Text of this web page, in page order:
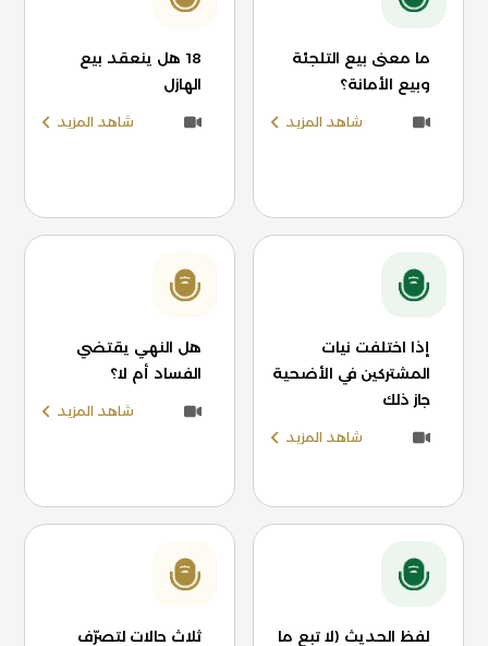
ما معنى بيع التلجئة
وبيع الأمانة؟
شاهد المزيد
18 هل ينعقد بيع
الهازل
شاهد المزيد
إذا اختلفت نيات
المشتركين في الأضحية
جاز ذلك
شاهد المزيد
هل النهي يقتضي
الفساد أم لا؟
شاهد المزيد
لفظ الحديث (لا تبع ما
ثلاث حالات لتصرّف